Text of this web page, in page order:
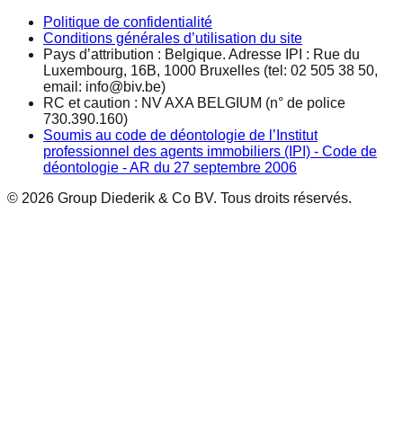
Politique de confidentialité
Conditions générales d’utilisation du site
Pays d’attribution : Belgique. Adresse IPI : Rue du
Luxembourg, 16B, 1000 Bruxelles (tel: 02 505 38 50,
email: info@biv.be)
RC et caution : NV AXA BELGIUM (n° de police
730.390.160)
Soumis au code de déontologie de l’Institut
professionnel des agents immobiliers (IPI) - Code de
déontologie - AR du 27 septembre 2006
© 2026 Group Diederik & Co BV. Tous droits réservés.